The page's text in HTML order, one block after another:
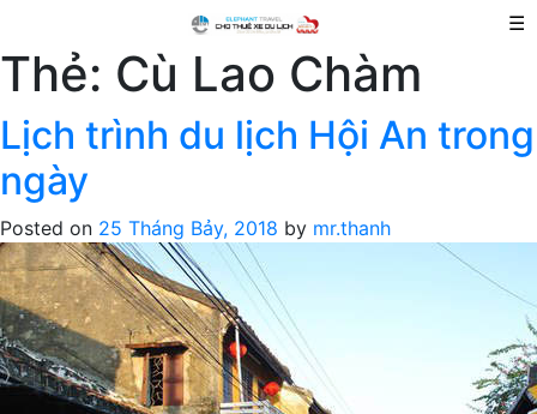
☰
Thẻ: Cù Lao Chàm
Lịch trình du lịch Hội An trong
ngày
Posted on 25 Tháng Bảy, 2018 by mr.thanh